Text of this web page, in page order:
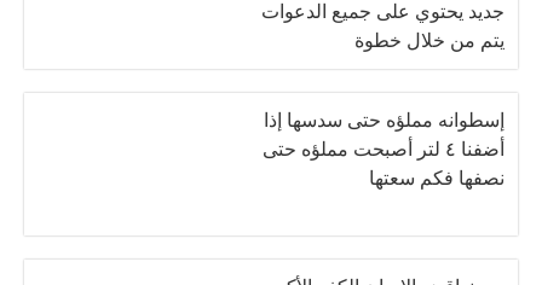
جديد يحتوي على جميع الدعوات
يتم من خلال خطوة
إسطوانه مملؤه حتى سدسها إذا
أضفنا ٤ لتر أصبحت مملؤه حتى
نصفها فكم سعتها